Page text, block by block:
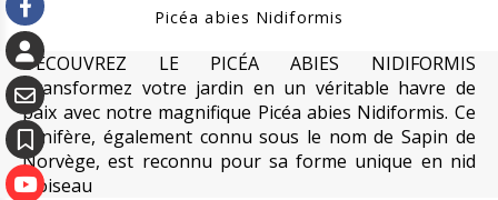
Picéa abies Nidiformis
DÉCOUVREZ LE PICÉA ABIES NIDIFORMIS
Transformez votre jardin en un véritable havre de
paix avec notre magnifique Picéa abies Nidiformis. Ce
conifère, également connu sous le nom de Sapin de
Norvège, est reconnu pour sa forme unique en nid
d'oiseau